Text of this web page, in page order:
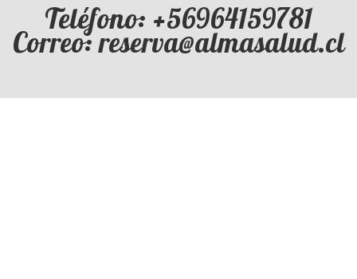
Teléfono: +56964159781
Correo: reserva@almasalud.cl